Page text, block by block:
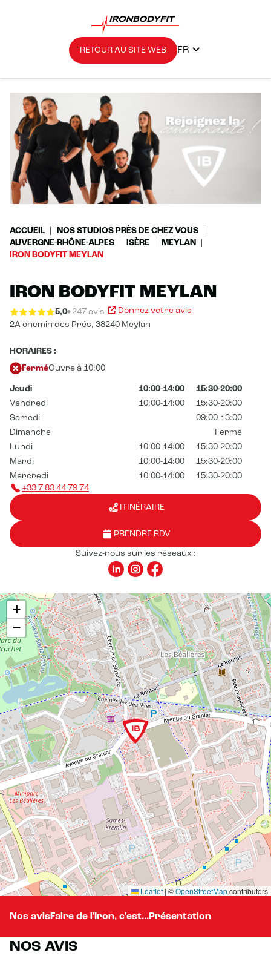
RETOUR AU SITE WEB FR
ACCUEIL
NOS STUDIOS PRÈS DE CHEZ VOUS
AUVERGNE-RHÔNE-ALPES
ISÈRE
MEYLAN
IRON BODYFIT MEYLAN
IRON BODYFIT MEYLAN
5,0 247 avis
Donnez votre avis
2A chemin des Prés, 38240 Meylan
HORAIRES :
FerméOuvre à 10:00
Jeudi 10:00-14:00
15:30-20:00
Vendredi
10:00-14:00
15:30-20:00
Samedi
09:00-13:00
Dimanche
Fermé
Lundi
10:00-14:00
15:30-20:00
Mardi
10:00-14:00
15:30-20:00
Mercredi
10:00-14:00
15:30-20:00
+33 7 83 44 79 74
ITINÉRAIRE
PRENDRE RDV
Suivez-nous sur les réseaux :
+
−
Leaflet | ©OpenStreetMapcontributors
Nos avisFaire de l'Iron, c'est...Présentation
NOS AVIS